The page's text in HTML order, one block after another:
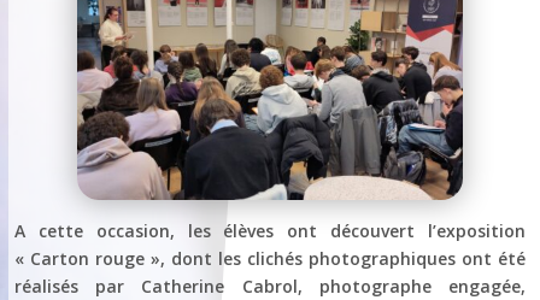
A cette occasion, les élèves ont découvert l’exposition
« Carton rouge », dont les clichés photographiques ont été
réalisés par Catherine Cabrol, photographe engagée,